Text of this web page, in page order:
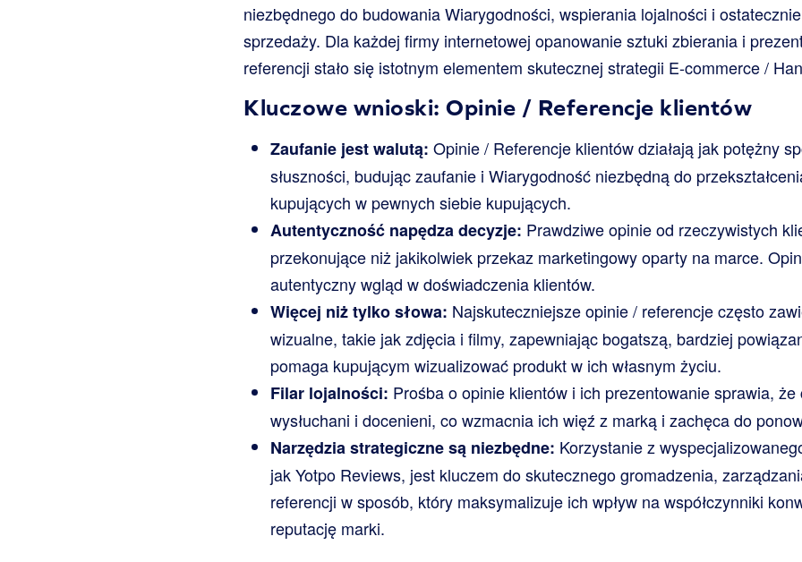
niezbędnego do budowania Wiarygodności, wspierania lojalności i
sprzedaży. Dla każdej firmy internetowej opanowanie sztuki zbierania i
referencji stało się istotnym elementem skutecznej strategii E-commerce /
Kluczowe wnioski: Opinie / Referencje klientów
Zaufanie jest walutą: Opinie / Referencje klientów działają jak potężny
słuszności, budując zaufanie i Wiarygodność niezbędną do
kupujących w pewnych siebie kupujących.
Autentyczność napędza decyzje: Prawdziwe opinie od rzeczywistych
przekonujące niż jakikolwiek przekaz marketingowy oparty na marce.
autentyczny wgląd w doświadczenia klientów.
Więcej niż tylko słowa: Najskuteczniejsze opinie / referencje często
wizualne, takie jak zdjęcia i filmy, zapewniając bogatszą, bardziej
pomaga kupującym wizualizować produkt w ich własnym życiu.
Filar lojalności: Prośba o opinie klientów i ich prezentowanie sprawia, że
wysłuchani i docenieni, co wzmacnia ich więź z marką i zachęca do
Narzędzia strategiczne są niezbędne: Korzystanie z
jak Yotpo Reviews, jest kluczem do skutecznego gromadzenia,
referencji w sposób, który maksymalizuje ich wpływ na współczynniki
reputację marki.